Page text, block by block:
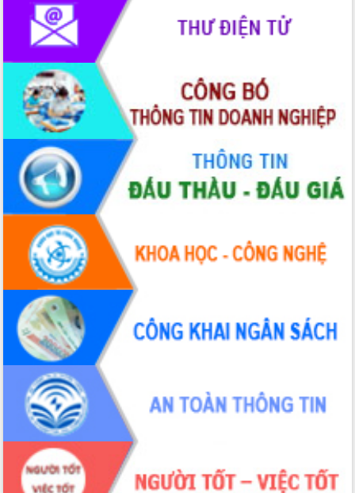
Tập huấn nâng cao năng lực triển khai
chuyển đổi số cho cán bộ, công chức
cấp xã
Đắk Lắk phát động hưởng ứng Ngày
Quyền của người tiêu dùng Việt Nam
2026
Đẩy mạnh cải cách hành chính, quyết
tâm đạt được mục tiêu tăng trưởng
hai con số trong năm 2026
Tổ chức trang trọng Lễ hội Đền thờ
Lương Văn Chánh năm 2026
Phó Bí thư Tỉnh ủy Đắk Lắk Đỗ Hữu
Huy giữ chức Bí thư Đảng ủy Ủy Ban
Nhân dân tỉnh
Bệnh án điện tử thúc đẩy chuyển đổi
số y tế tại Đắk Lắk
Chuyển đổi số thư viện: Mở rộng
không gian tri thức trong thời đại số
Đánh giá, rút kinh nghiệm công tác tổ
chức diễn tập trước ngày bầu cử
Chương trình “Gặp gỡ hữu nghị –
Friendship Meeting New Year 2026”
Bầu cử Quốc hội và HĐND: Cử tri Đắk
Lắk gửi gắm niềm tin, kỳ vọng vào lá
phiếu
Đắk Lắk sẵn sàng các điều kiện cho
Ngày hội bầu cử đại biểu Quốc hội
khóa XVI và HĐND các cấp nhiệm kỳ